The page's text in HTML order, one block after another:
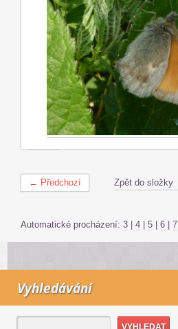
← Předchozí Zpět do složky
Automatické procházení: 3 | 4 | 5 | 6 | 7
Vyhledávání